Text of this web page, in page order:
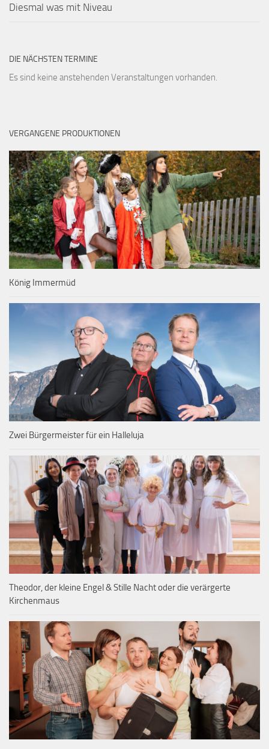
Diesmal was mit Niveau
DIE NÄCHSTEN TERMINE
Es sind keine anstehenden Veranstaltungen vorhanden.
VERGANGENE PRODUKTIONEN
König Immermüd
Zwei Bürgermeister für ein Halleluja
Theodor, der kleine Engel & Stille Nacht oder die verärgerte
Kirchenmaus